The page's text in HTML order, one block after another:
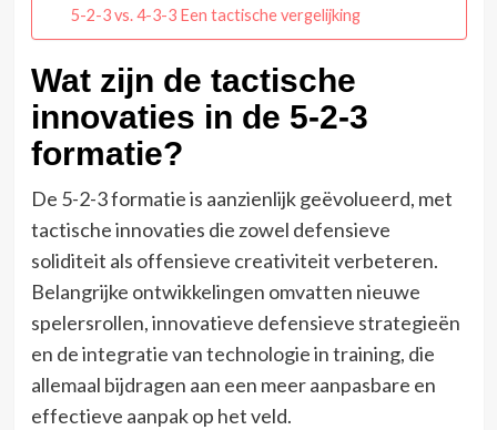
5-2-3 vs. 4-3-3 Een tactische vergelijking
Wat zijn de tactische
innovaties in de 5-2-3
formatie?
De 5-2-3 formatie is aanzienlijk geëvolueerd, met
tactische innovaties die zowel defensieve
soliditeit als offensieve creativiteit verbeteren.
Belangrijke ontwikkelingen omvatten nieuwe
spelersrollen, innovatieve defensieve strategieën
en de integratie van technologie in training, die
allemaal bijdragen aan een meer aanpasbare en
effectieve aanpak op het veld.